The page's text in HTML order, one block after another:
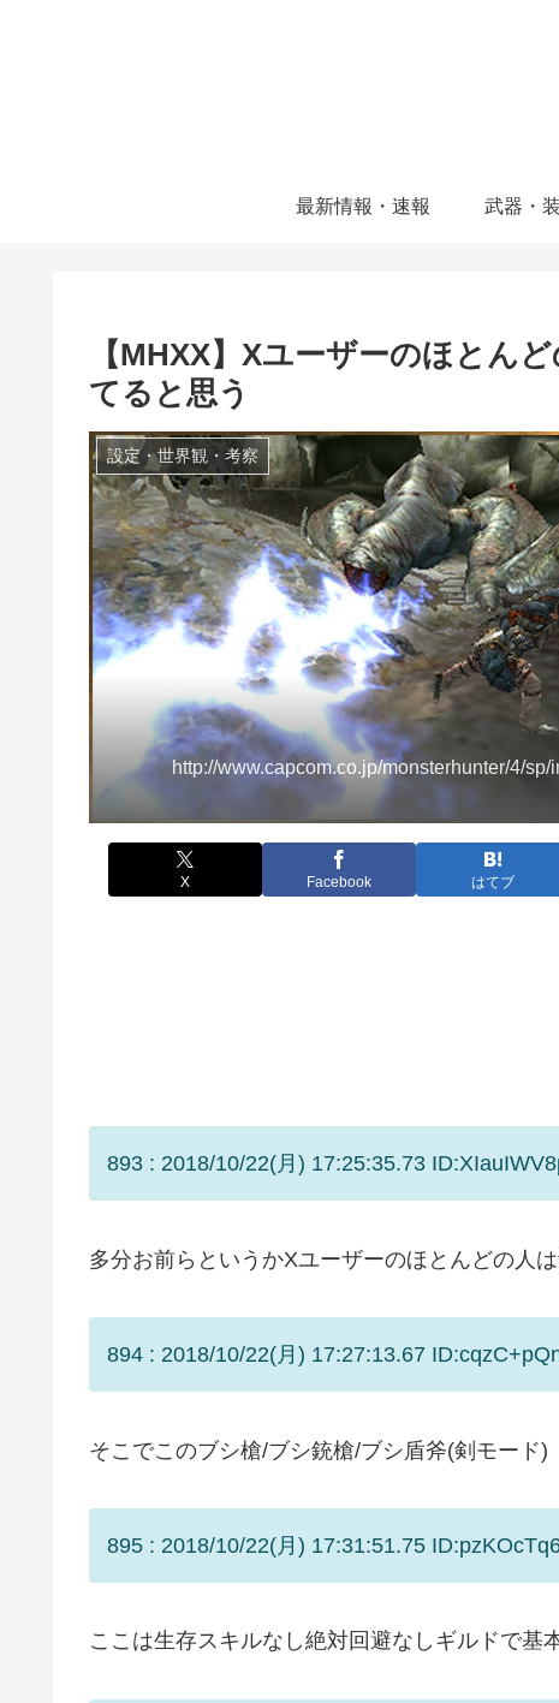
最新情報・速報 武器・
【MHXX】Xユーザーのほとん
てると思う
設定・世界観・考察
http://www.capcom.co.jp/monsterhunter/4/
X Facebook はてブ
893 : 2018/10/22(月) 17:25:35.73
多分お前らというかXユーザーのほとんどの人
894 : 2018/10/22(月) 17:27:13.67
そこでこのブシ槍/ブシ銃槍/ブシ盾斧(剣モード)
895 : 2018/10/22(月) 17:31:51.75
ここは生存スキルなし絶対回避なしギルドで基